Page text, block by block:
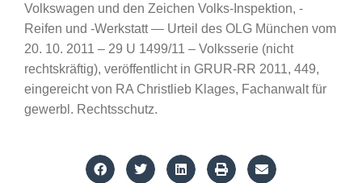
Volkswagen und den Zeichen Volks-Inspektion, -
Reifen und -Werkstatt — Urteil des OLG München vom
20. 10. 2011 – 29 U 1499/11 – Volksserie (nicht
rechtskräftig), veröffentlicht in GRUR-RR 2011, 449,
eingereicht von RA Christlieb Klages, Fachanwalt für
gewerbl. Rechtsschutz.